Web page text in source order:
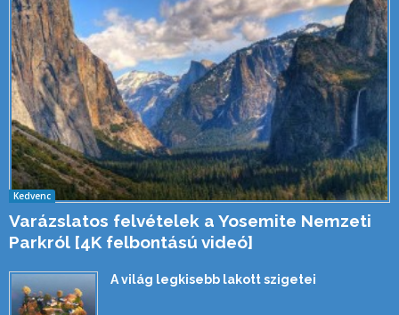
Kedvenc
Varázslatos felvételek a Yosemite Nemzeti
Parkról [4K felbontású videó]
A világ legkisebb lakott szigetei